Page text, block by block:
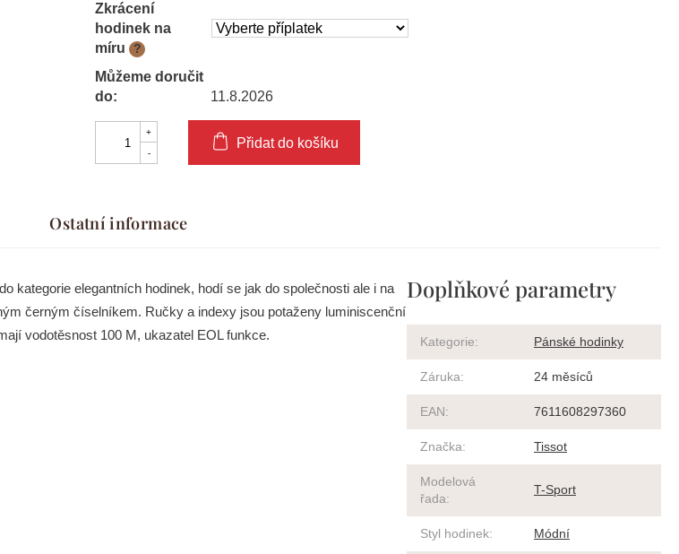
Zkrácení
hodinek na
míru
?
Můžeme doručit
do:
11.8.2026
Přidat do košíku
Ostatní informace
kategorie elegantních hodinek, hodí se jak do společnosti ale i na
černým číselníkem. Ručky a indexy jsou potaženy luminiscenční
vodotěsnost 100 M, ukazatel EOL funkce.
Doplňkové parametry
Kategorie: Pánské hodinky
Záruka: 24 měsíců
EAN: 7611608297360
Značka: Tissot
Modelová
řada:
T-Sport
Styl hodinek: Módní